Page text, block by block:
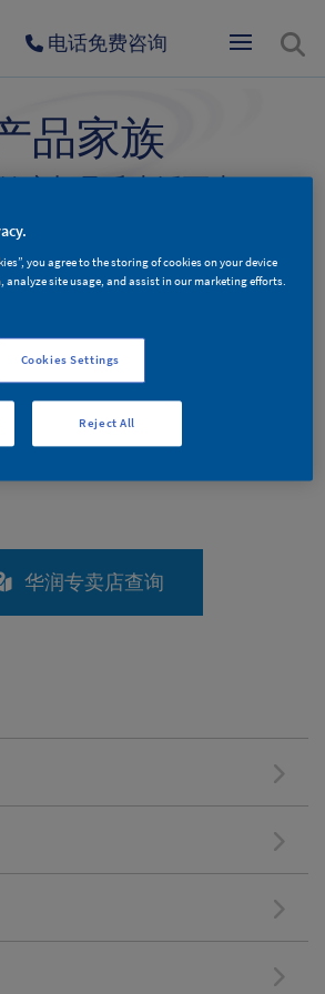
电话免费咨询
品家族
康与品质生活而生
木器漆产品 辅料产品
华润专卖店查询
you agree to the storing of cookies on your device
analyze site usage, and assist in our marketing efforts.
Cookies Settings
Reject All